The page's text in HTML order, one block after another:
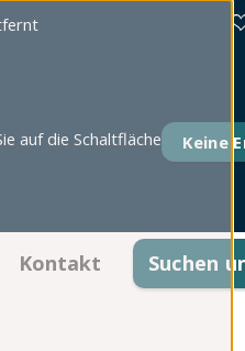
Keine
auf die Schaltfläche
Kontakt Suchen